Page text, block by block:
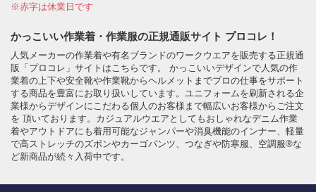
※赤字は休業日です
かっこいい作業着・作業服の正規通販サイト プロコレ！
人気メーカーの作業着や有名ブランドのワークウエアを販売する正規通
販「プロコレ」サイトはこちらです。 かっこいいデザインで人気の作
業着の上下や安全靴や作業靴からヘルメットまでプロの仕事をサポート
する商品を豊富にお取り扱いしています。ユニフォームを刷新される企
業様からデザインにこだわる個人のお客様まで幅広いお客様からご注文
を 頂いております。カジュアルウエアとしてもおしゃれなデニム作業
着やアウトドアにも着用可能なジャンパーや消臭機能のインナー、軽量
で高ストレッチのズボンやカーゴパンツ、つなぎや防寒服、空調服®な
ど新商品が続々入荷中です。